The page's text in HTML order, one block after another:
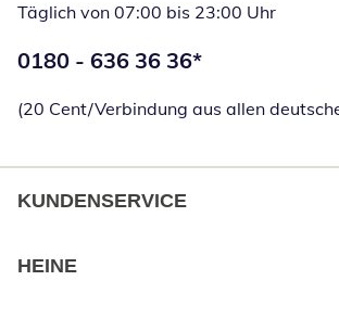
Täglich von 07:00 bis 23:00 Uhr
Telefonnummer:
0180 - 636 36 36*
(20 Cent/Verbindung aus allen
KUNDENSERVICE
HEINE